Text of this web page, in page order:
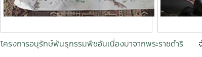
โครงการอนุรักษ์พันธุกรรมพืชอันเนื่องมาจากพระราชดำริ